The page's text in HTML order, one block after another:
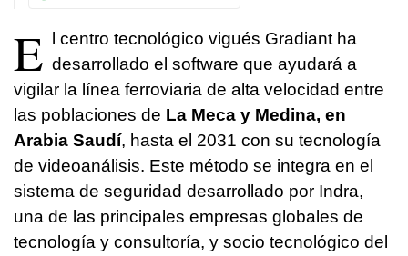
E l centro tecnológico vigués Gradiant ha
desarrollado el software que ayudará a
vigilar la línea ferroviaria de alta velocidad entre
las poblaciones de La Meca y Medina, en
Arabia Saudí, hasta el 2031 con su tecnología
de videoanálisis. Este método se integra en el
sistema de seguridad desarrollado por Indra,
una de las principales empresas globales de
tecnología y consultoría, y socio tecnológico del